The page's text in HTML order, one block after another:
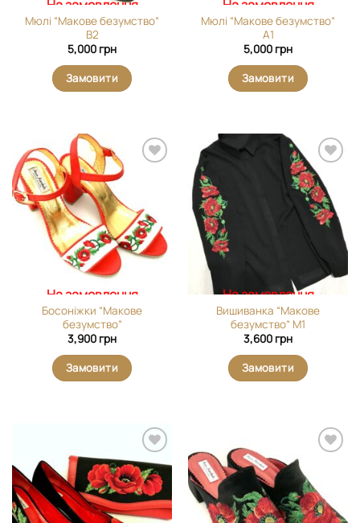
На замовлення
Мюлі “Макове безумство”
В2
5,000 грн
Замовити
На замовлення
Мюлі “Макове безумство”
А1
5,000 грн
Замовити
На замовлення
Босоніжки “Макове
безумство”
3,900 грн
Замовити
Додати
виріб у
вибране
На замовлення
Вишиванка “Макове
безумство” М1
3,600 грн
Замовити
Додати
виріб у
вибране
виріб у
вибране